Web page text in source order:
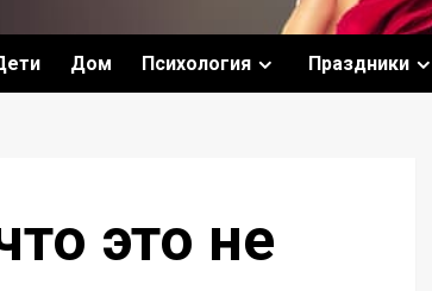
Дом Психология Праздники
это не